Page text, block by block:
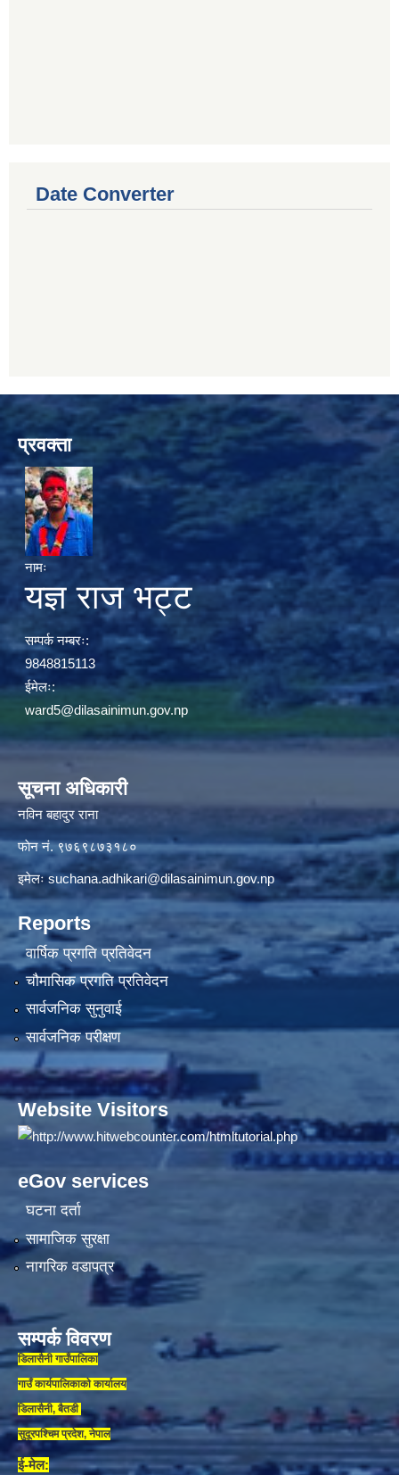
Date Converter
प्रवक्ता
नामः
यज्ञ राज भट्ट
सम्पर्क नम्बरः:
9848815113
ईमेलः:
ward5@dilasainimun.gov.np
सूचना अधिकारी
नविन बहादुर राना
फाेन नं. ९७६९८७३१८०
इमेलःsuchana.adhikari@dilasainimun.gov.np
Reports
वार्षिक प्रगति प्रतिवेदन
चौमासिक प्रगति प्रतिवेदन
सार्वजनिक सुनुवाई
सार्वजनिक परीक्षण
Website Visitors
eGov services
घटना दर्ता
सामाजिक सुरक्षा
नागरिक वडापत्र
सम्पर्क विवरण
डिलासैनी गाउँपालिका
गाउँ कार्यपालिकाकाे कार्यालय
डिलासैनी, बैतडी
सुदूरपश्चिम प्रदेश, नेपाल
ई-मेल: